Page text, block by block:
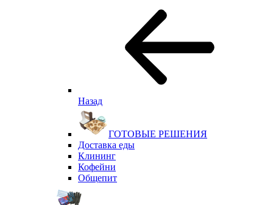
Назад
ГОТОВЫЕ РЕШЕНИЯ
Доставка еды
Клининг
Кофейни
Общепит